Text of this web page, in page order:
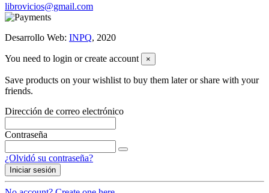
librovicios@gmail.com
Desarrollo Web: INPQ, 2020
You need to login or create account ×
Save products on your wishlist to buy them later or share with your
friends.
Dirección de correo electrónico
Contraseña
¿Olvidó su contraseña?
Iniciar sesión